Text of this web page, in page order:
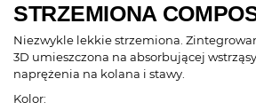
STRZEMIONA
Niezwykle lekkie strzemiona.
3D umieszczona na absorbującej
naprężenia na kolana i stawy.
Kolor: